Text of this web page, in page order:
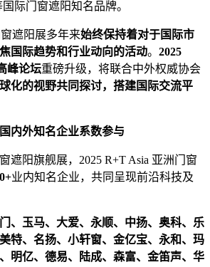
国际门窗遮阳知名品牌。
遮阳展多年来始终保持着对于国际市
国际趋势和行业动向的活动。 2025
峰论坛重磅升级，将联合中外权威协会
化的视野共同探讨，搭建国际交流平
内外知名企业系数参与
阳旗舰展，2025 R+T Asia 亚洲门窗
业内知名企业，共同呈现前沿科技及
、玉马、大爱、永顺、中扬、奥科、乐
特、名扬、小轩窗、金亿宝、永和、玛
明亿、德易、陆成、森富、金笛声、华